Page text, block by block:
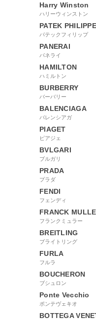
Harry Winston
ハリーウィンストン
PATEK PHILIPPE
パテックフィリップ
PANERAI
パネライ
HAMILTON
ハミルトン
BURBERRY
バーバリー
BALENCIAGA
バレンシアガ
PIAGET
ピアジェ
BVLGARI
ブルガリ
PRADA
プラダ
FENDI
フェンディ
FRANCK
フランクミュラー
BREITLING
ブライトリング
FURLA
フルラ
BOUCHERON
ブシュロン
Ponte Vecchio
ポンテヴェキオ
BOTTEGA